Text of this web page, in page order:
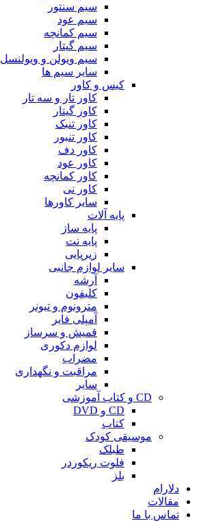
سیم سنتور
سیم عود
سیم کمانچه
سیم گیتار
سیم ویولن و ویولنسل
سایر سیم ها
کیس و کاور
کاور تار و سه تار
کاور گیتار
کاور تنبک
کاور تنبور
کاور دف
کاور عود
کاور کمانچه
کاور نی
سایر کاورها
پایه آلات
پایه ساز
پایه نت
زیرپایی
سایر لوازم جانبی
آرشه
کلیفون
مترونوم و تیونر
آمپلی فایر
قمیش و سرساز
لوازم دکوری
مضراب
مراقبت و نگهداری
سایر
CD و کتاب آموزشی
CD و DVD
کتاب
موسیقی کودک
طبلک
فلوت ریکوردر
بلز
دلارام
مقالات
تماس با ما